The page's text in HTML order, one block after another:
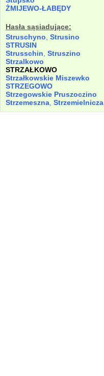
ŻMIJEWO-ŁABĘDY
Hasła sąsiadujące:
Struschyno, Strusino
STRUSIN
Strusschin, Struszino
Strzalkowo
STRZAŁKOWO
Strzałkowskie Miszewko
STRZEGOWO
Strzegowskie Pruszoczino
Strzemeszna, Strzemielnicza